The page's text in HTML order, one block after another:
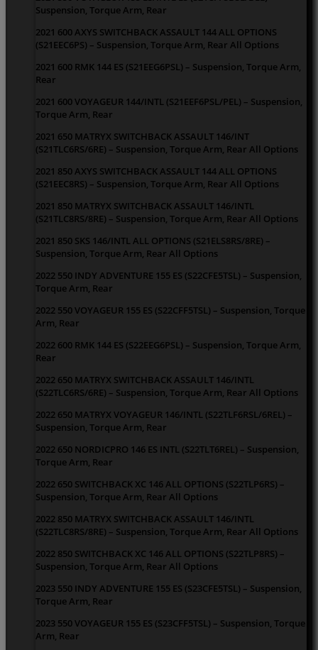
Suspension, Torque Arm, Rear
2021 600 AXYS SWITCHBACK ASSAULT 144 ALL OPTIONS
(S21EEC6PS) – Suspension, Torque Arm, Rear All Options
2021 600 RMK 144 ES (S21EEG6PSL) – Suspension, Torque Arm,
Rear
2021 600 VOYAGEUR 144/INTL (S21EEF6PSL/PEL) – Suspension,
Torque Arm, Rear
2021 650 MATRYX SWITCHBACK ASSAULT 146/INT
(S21TLC6RS/6RE) – Suspension, Torque Arm, Rear All Options
2021 850 AXYS SWITCHBACK ASSAULT 144 ALL OPTIONS
(S21EEC8RS) – Suspension, Torque Arm, Rear All Options
2021 850 MATRYX SWITCHBACK ASSAULT 146/INTL
(S21TLC8RS/8RE) – Suspension, Torque Arm, Rear All Options
2021 850 SKS 146/INTL ALL OPTIONS (S21ELS8RS/8RE) –
Suspension, Torque Arm, Rear All Options
2022 550 INDY ADVENTURE 155 ES (S22CFE5TSL) – Suspension,
Torque Arm, Rear
2022 550 VOYAGEUR 155 ES (S22CFF5TSL) – Suspension, Torque
Arm, Rear
2022 600 RMK 144 ES (S22EEG6PSL) – Suspension, Torque Arm,
Rear
2022 650 MATRYX SWITCHBACK ASSAULT 146/INTL
(S22TLC6RS/6RE) – Suspension, Torque Arm, Rear All Options
2022 650 MATRYX VOYAGEUR 146/INTL (S22TLF6RSL/6REL) –
Suspension, Torque Arm, Rear
2022 650 NORDICPRO 146 ES INTL (S22TLT6REL) – Suspension,
Torque Arm, Rear
2022 650 SWITCHBACK XC 146 ALL OPTIONS (S22TLP6RS) –
Suspension, Torque Arm, Rear All Options
2022 850 MATRYX SWITCHBACK ASSAULT 146/INTL
(S22TLC8RS/8RE) – Suspension, Torque Arm, Rear All Options
2022 850 SWITCHBACK XC 146 ALL OPTIONS (S22TLP8RS) –
Suspension, Torque Arm, Rear All Options
2023 550 INDY ADVENTURE 155 ES (S23CFE5TSL) – Suspension,
Torque Arm, Rear
2023 550 VOYAGEUR 155 ES (S23CFF5TSL) – Suspension, Torque
Arm, Rear